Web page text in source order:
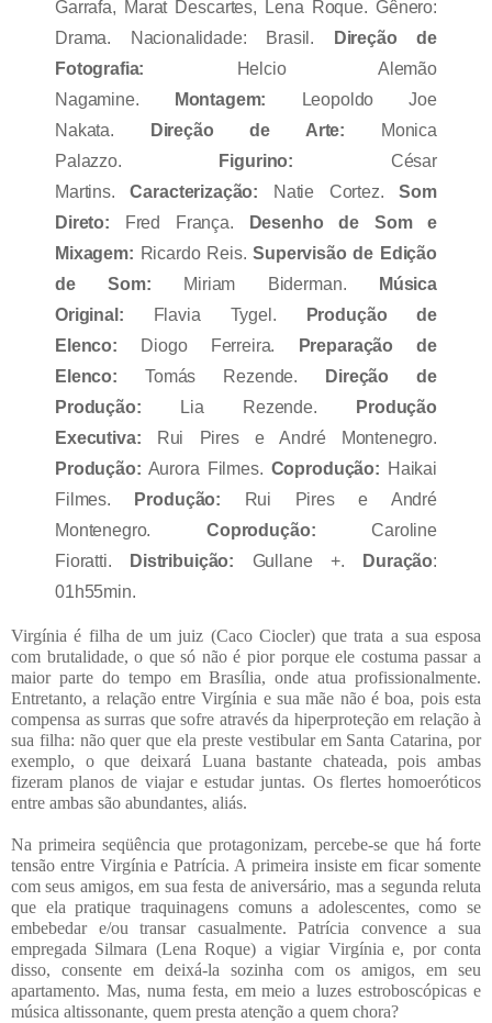
Garrafa, Marat Descartes, Lena Roque. Gênero:
Drama. Nacionalidade: Brasil.
Direção de
Fotografia:
Helcio Alemão
Nagamine.
Montagem:
Leopoldo Joe
Nakata.
Direção de Arte:
Monica
Palazzo.
Figurino:
César
Martins.Caracterização: Natie Cortez.Som
Direto:
Fred França.
Desenho de Som e
Mixagem: Ricardo Reis.Supervisão de Edição
de Som:
Miriam Biderman.
Música
Original:
Flavia Tygel.
Produção de
Elenco:
Diogo Ferreira.
Preparação de
Elenco: Tomás Rezende.
Direção de
Produção:
Lia Rezende.
Produção
Executiva:
Rui Pires e André Montenegro.
Produção: Aurora Filmes. Coprodução: Haikai
Filmes.
Produção:
Rui Pires e André
Montenegro.Coprodução:Caroline
Fioratti.
Distribuição: Gullane +. Duração:
01h55min.
Virgínia é filha de um juiz (Caco Ciocler) que trata a sua esposa
com brutalidade, o que só não é pior porque ele costuma passar a
maior parte do tempo em Brasília, onde atua profissionalmente.
Entretanto, a relação entre Virgínia e sua mãe não é boa, pois esta
compensa as surras que sofre através da hiperproteção em relação à
sua filha: não quer que ela preste vestibular em Santa Catarina, por
exemplo, o que deixará Luana bastante chateada, pois ambas
fizeram planos de viajar e estudar juntas. Os flertes homoeróticos
entre ambas são abundantes, aliás.
Na primeira seqüência que protagonizam, percebe-se que há forte
tensão entre Virgínia e Patrícia. A primeira insiste em ficar somente
com seus amigos, em sua festa de aniversário, mas a segunda reluta
que ela pratique traquinagens comuns a adolescentes, como se
embebedar e/ou transar casualmente. Patrícia convence a sua
empregada Silmara (Lena Roque) a vigiar Virgínia e, por conta
disso, consente em deixá-la sozinha com os amigos, em seu
apartamento. Mas, numa festa, em meio a luzes estroboscópicas e
música altissonante, quem presta atenção a quem chora?